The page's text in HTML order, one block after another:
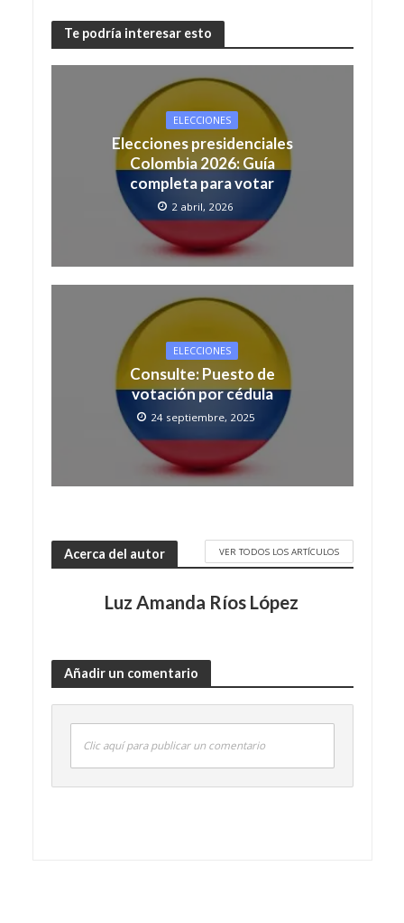
Te podría interesar esto
ELECCIONES
Elecciones presidenciales
Colombia 2026: Guía
completa para votar
2 abril, 2026
ELECCIONES
Consulte: Puesto de
votación por cédula
24 septiembre, 2025
Acerca del autor VER TODOS LOS ARTÍCULOS
Luz Amanda Ríos López
Añadir un comentario
Clic aquí para publicar un comentario